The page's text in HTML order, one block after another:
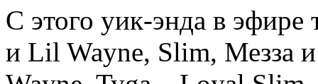
С этого уик-энда в
и Lil Wayne, Slim, Мезза